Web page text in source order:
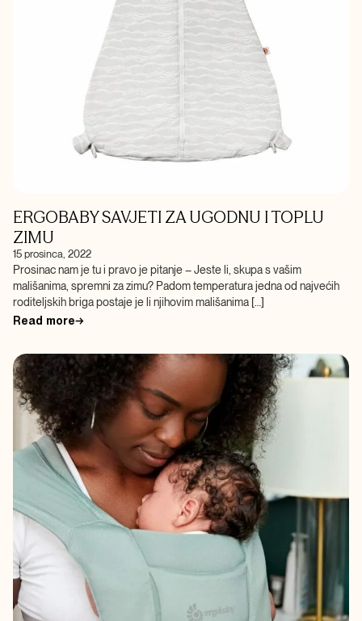
ERGOBABY SAVJETI ZA UGODNU I TOPLU
ZIMU
15 prosinca, 2022
Prosinac nam je tu i pravo je pitanje – Jeste li, skupa s vašim
mališanima, spremni za zimu? Padom temperatura jedna od najvećih
roditeljskih briga postaje je li njihovim mališanima […]
Read more→